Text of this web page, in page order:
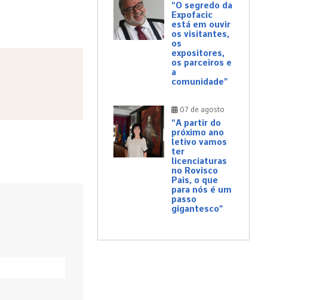
“O segredo da
Expofacic
está em ouvir
os visitantes,
os
expositores,
os parceiros e
a
comunidade”
07 de agosto
“A partir do
próximo ano
letivo vamos
ter
licenciaturas
no Rovisco
Pais, o que
para nós é um
passo
gigantesco”